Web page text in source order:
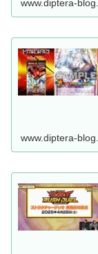
www.diptera-
www.diptera-